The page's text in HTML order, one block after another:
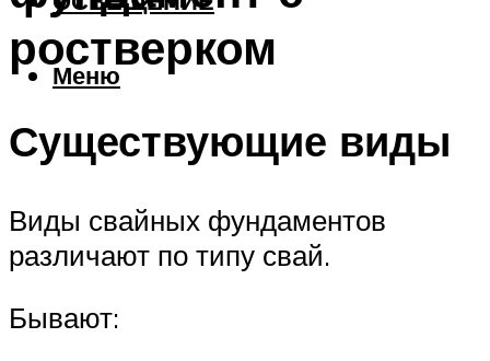
Меню
ростверком
Существующие виды
Виды свайных фундаментов
различают по типу свай.
Бывают: